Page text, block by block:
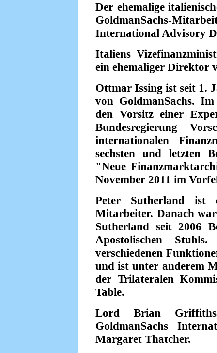
Der ehemalige
GoldmanSachs-
International Advisory
Italiens
ein ehemaliger Direktor
Ottmar Issing ist seit 1.
von GoldmanSachs.
den Vorsitz einer
Bundesregierung
internationalen
sechsten und letzten
"Neue
November 2011 im
Peter Sutherland ist
Mitarbeiter. Danach
Sutherland seit 2006
Apostolischen
verschiedenen
und ist unter anderem
der Trilateralen
Table.
Lord Brian
GoldmanSachs
Margaret Thatcher.